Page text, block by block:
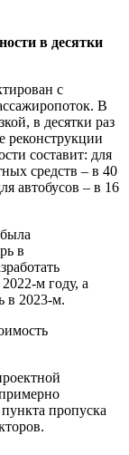
в десятки
с
В
в десятки раз
реконструкции
составит: для
средств – в 40
автобусов – в 16
в
м году, а
в 2023-м.
пропуска